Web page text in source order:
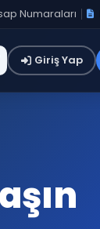
Numaraları
Giriş Yap